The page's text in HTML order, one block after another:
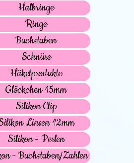
Halbringe
Ringe
Buchstaben
Schnüre
Häkelprodukte
Glöckchen 15mm
Silikon Clip
Linsen 12mm
Silikon - Perlen
- Buchstaben/Zahlen